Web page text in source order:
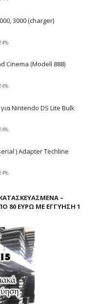
3000 (charger)
Cinema (Modell 888)
Nintendo DS Lite Bulk
) Adapter Techline
–
80 ΕΥΡΏ ΜΕ ΕΓΓΎΗΣΗ 1